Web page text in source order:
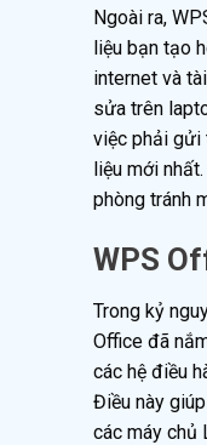
Ngoài ra,
liệu bạn tạo
internet và
sửa trên
việc phải gửi
liệu mới
phòng tránh
WPS
Trong kỷ
Office đã
các hệ điều
Điều này
các máy chủ